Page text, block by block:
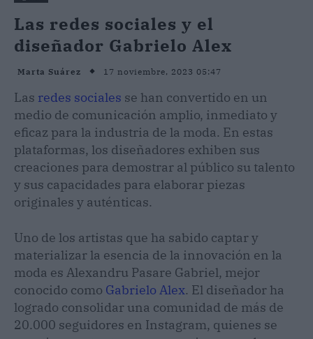
Las redes sociales y el
diseñador Gabrielo Alex
Marta Suárez 17 noviembre, 2023 05:47
Las redes sociales se han convertido en un
medio de comunicación amplio, inmediato y
eficaz para la industria de la moda. En estas
plataformas, los diseñadores exhiben sus
creaciones para demostrar al público su talento
y sus capacidades para elaborar piezas
originales y auténticas.
Uno de los artistas que ha sabido captar y
materializar la esencia de la innovación en la
moda es Alexandru Pasare Gabriel, mejor
conocido como Gabrielo Alex. El diseñador ha
logrado consolidar una comunidad de más de
20.000 seguidores en Instagram, quienes se